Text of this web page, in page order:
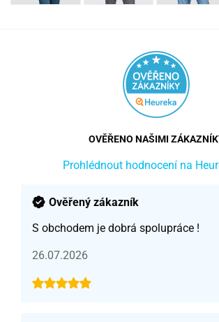
OVĚŘENO NAŠIMI
Prohlédnout hodnocení na
Ověřený zákazník
S obchodem je dobrá spolupráce !
26.07.2026